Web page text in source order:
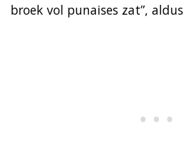
broek vol punaises zat”, aldus